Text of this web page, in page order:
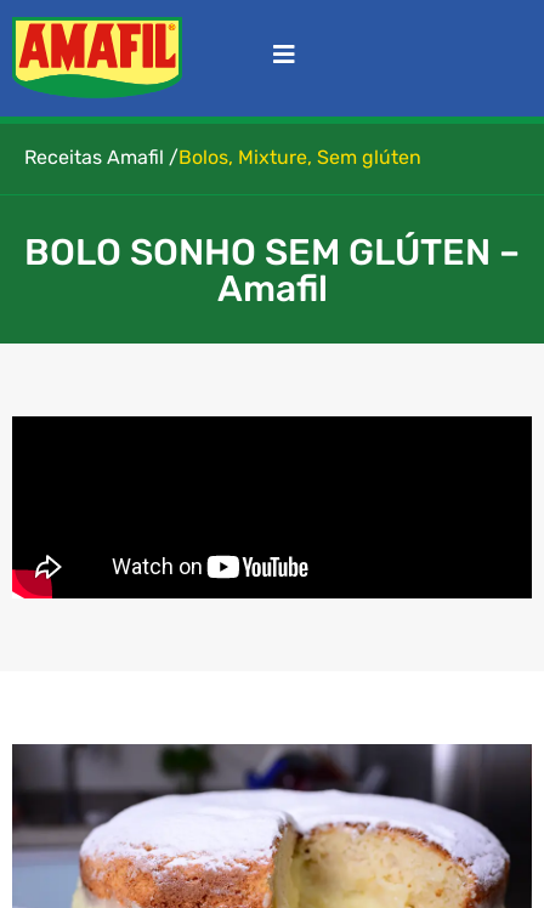
Receitas Amafil /Bolos, Mixture, Sem glúten
BOLO SONHO SEM GLÚTEN –
Amafil